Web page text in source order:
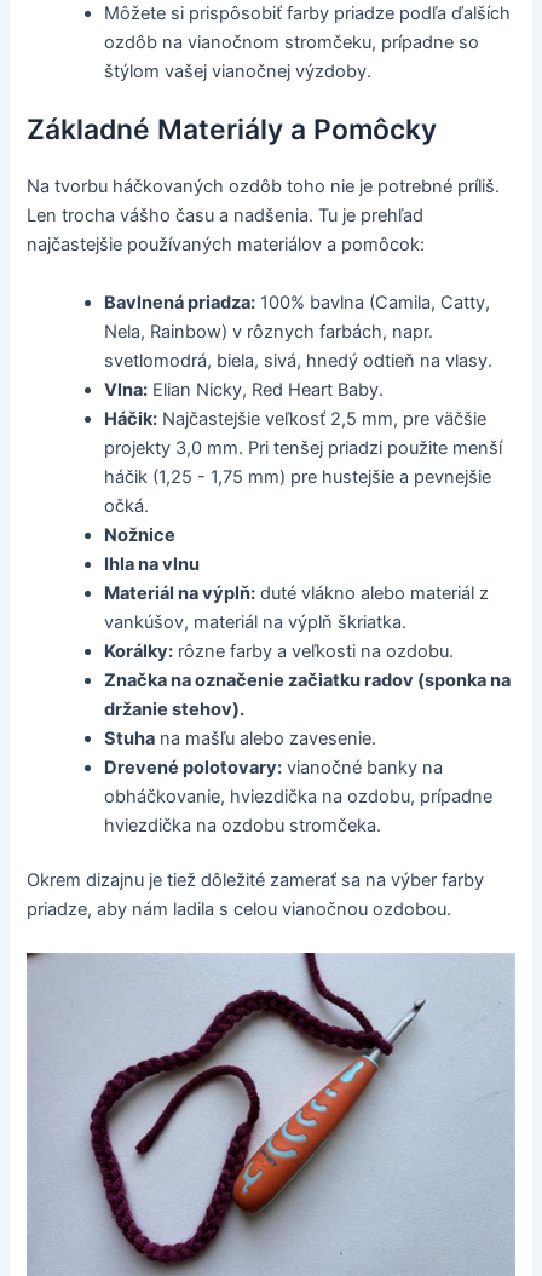
Môžete si prispôsobiť farby priadze podľa ďalších
ozdôb na vianočnom stromčeku, prípadne so
štýlom vašej vianočnej výzdoby.
Základné Materiály a Pomôcky
Na tvorbu háčkovaných ozdôb toho nie je potrebné príliš.
Len trocha vášho času a nadšenia. Tu je prehľad
najčastejšie používaných materiálov a pomôcok:
Bavlnená priadza: 100% bavlna (Camila, Catty,
Nela, Rainbow) v rôznych farbách, napr.
svetlomodrá, biela, sivá, hnedý odtieň na vlasy.
Vlna: Elian Nicky, Red Heart Baby.
Háčik: Najčastejšie veľkosť 2,5 mm, pre väčšie
projekty 3,0 mm. Pri tenšej priadzi použite menší
háčik (1,25 - 1,75 mm) pre hustejšie a pevnejšie
očká.
Nožnice
Ihla na vlnu
Materiál na výplň: duté vlákno alebo materiál z
vankúšov, materiál na výplň škriatka.
Korálky: rôzne farby a veľkosti na ozdobu.
Značka na označenie začiatku radov (sponka na
držanie stehov).
Stuha na mašľu alebo zavesenie.
Drevené polotovary: vianočné banky na
obháčkovanie, hviezdička na ozdobu, prípadne
hviezdička na ozdobu stromčeka.
Okrem dizajnu je tiež dôležité zamerať sa na výber farby
priadze, aby nám ladila s celou vianočnou ozdobou.